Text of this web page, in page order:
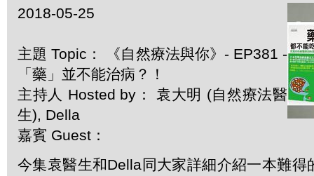
2018-05-25
主題 Topic： 《自然療法與你》- EP381 -
「藥」並不能治病？！
主持人 Hosted by： 袁大明 (自然療法醫
生), Della
嘉賓 Guest：
今集袁醫生和Della同大家詳細介紹一本難得